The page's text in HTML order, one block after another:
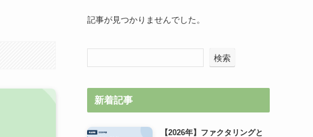
記事が見つかりませんでした。
検索
新着記事
【2026年】ファクタリングと